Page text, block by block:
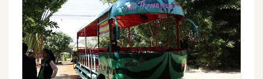
流
架
設
主